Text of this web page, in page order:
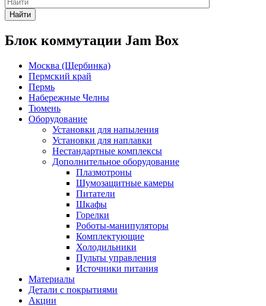
Найти
Блок коммутации Jam Box
Москва (Щербинка)
Пермский край
Пермь
Набережные Челны
Тюмень
Оборудование
Установки для напыления
Установки для наплавки
Нестандартные комплексы
Дополнительное оборудование
Плазмотроны
Шумозащитные камеры
Питатели
Шкафы
Горелки
Роботы-манипуляторы
Комплектующие
Холодильники
Пульты управления
Источники питания
Материалы
Детали с покрытиями
Акции